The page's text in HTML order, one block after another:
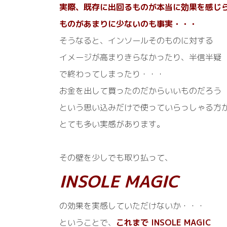
実際、既存に出回るものが本当に効果を感じ
ものがあまりに少ないのも事実・・・
そうなると、インソールそのものに対する
イメージが高まりきらなかったり、半信半疑
で終わってしまったり・・・
お金を出して買ったのだからいいものだろう
という思い込みだけで使っていらっしゃる方
とても多い実感があります。
その壁を少しでも取り払って、
INSOLE MAGIC
の効果を実感していただけないか・・・
ということで、 これまで INSOLE MAGIC